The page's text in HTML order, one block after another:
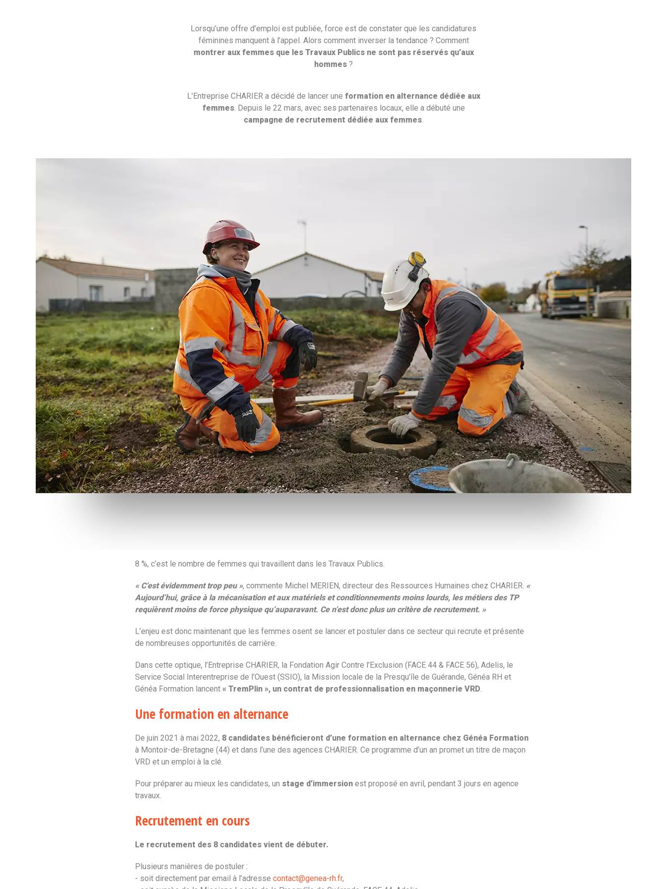
Lorsqu’une offre d’emploi est publiée, force est de constater que les candidatures
féminines manquent à l’appel. Alors comment inverser la tendance ? Comment
montrer aux femmes que les Travaux Publics ne sont pas réservés qu’aux
hommes ?
L’Entreprise CHARIER a décidé de lancer une formation en alternance dédiée aux
femmes. Depuis le 22 mars, avec ses partenaires locaux, elle a débuté une
campagne de recrutement dédiée aux femmes.
8 %, c’est le nombre de femmes qui travaillent dans les Travaux Publics.
« C’est évidemment trop peu », commente Michel MERIEN, directeur des Ressources Humaines chez CHARIER. «
Aujourd’hui, grâce à la mécanisation et aux matériels et conditionnements moins lourds, les métiers des TP
requièrent moins de force physique qu’auparavant. Ce n’est donc plus un critère de recrutement. »
L’enjeu est donc maintenant que les femmes osent se lancer et postuler dans ce secteur qui recrute et présente
de nombreuses opportunités de carrière.
Dans cette optique, l’Entreprise CHARIER, la Fondation Agir Contre l’Exclusion (FACE 44 & FACE 56), Adelis, le
Service Social Interentreprise de l’Ouest (SSIO), la Mission locale de la Presqu’île de Guérande, Généa RH et
Généa Formation lancent « TremPlin », un contrat de professionnalisation en maçonnerie VRD.
Une formation en alternance
De juin 2021 à mai 2022, 8 candidates bénéficieront d’une formation en alternance chez Généa Formation
à Montoir-de-Bretagne (44) et dans l’une des agences CHARIER. Ce programme d’un an promet un titre de maçon
VRD et un emploi à la clé.
Pour préparer au mieux les candidates, un stage d’immersion est proposé en avril, pendant 3 jours en agence
travaux.
Recrutement en cours
Le recrutement des 8 candidates vient de débuter.
Plusieurs manières de postuler :
- soit directement par email à l’adresse contact@genea-rh.fr,